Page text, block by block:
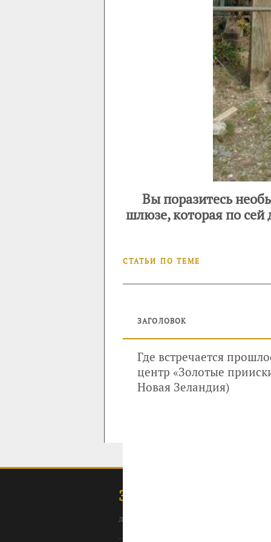
Вы поразитесь
шлюзе, которая по сей
СТАТЬИ ПО ТЕМЕ
ЗАГОЛОВОК
Где встречается
центр «Золотые
Новая Зеландия)
ЗОЛОТОДОБЫЧА
для профессионалов: специалистов,